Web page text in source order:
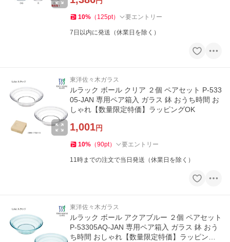
10% （ 125pt） 要エントリー
7日以内に発送（休業日を除く）
東洋佐々木ガラス
ルラック ボール クリア ２個 ペアセット P-533
05-JAN 専用ペア箱入 ガラス 鉢 おうち時間 お
しゃれ【数量限定特価】ラッピングOK
1,001円
10% （90pt） 要エントリー
11時までの注文で当日発送（休業日を除く）
東洋佐々木ガラス
ルラック ボール アクアブルー ２個 ペアセット
P-53305AQ-JAN 専用ペア箱入 ガラス 鉢 おう
ち時間 おしゃれ【数量限定特価】ラッピングO